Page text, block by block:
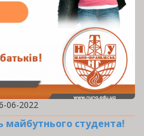
06-2022
студента!